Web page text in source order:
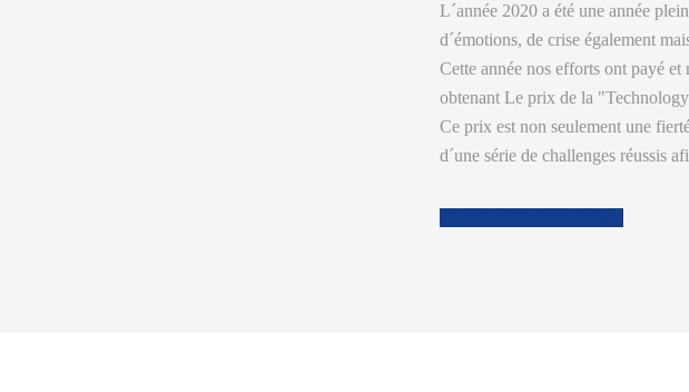
L´année 2020 a été une année
d´émotions, de crise également
Cette année nos efforts ont payé et
obtenant Le prix de la
Ce prix est non seulement une
d´une série de challenges réussis